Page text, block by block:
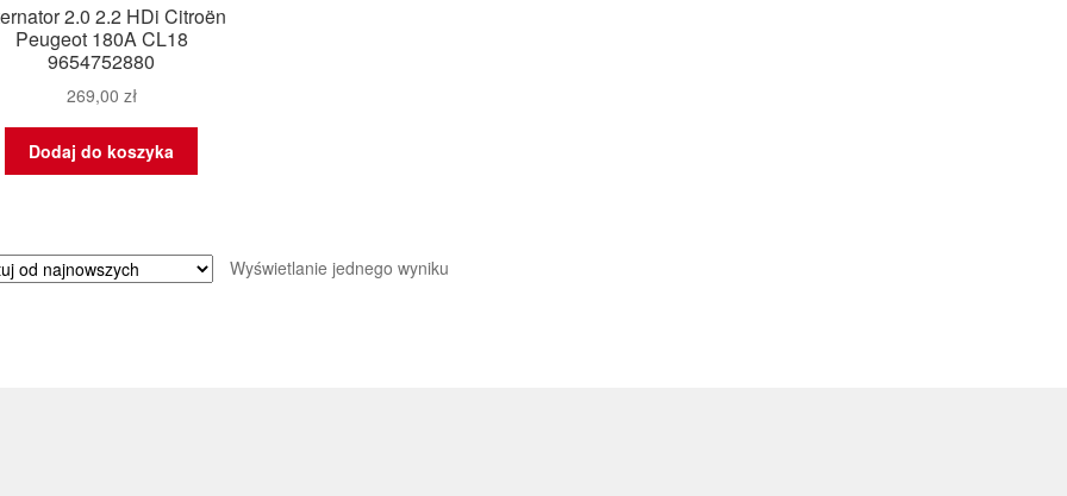
2.0 2.2 HDi Citroën
Peugeot 180A CL18
9654752880
269,00 zł
Dodaj do koszyka
Wyświetlanie jednego wyniku